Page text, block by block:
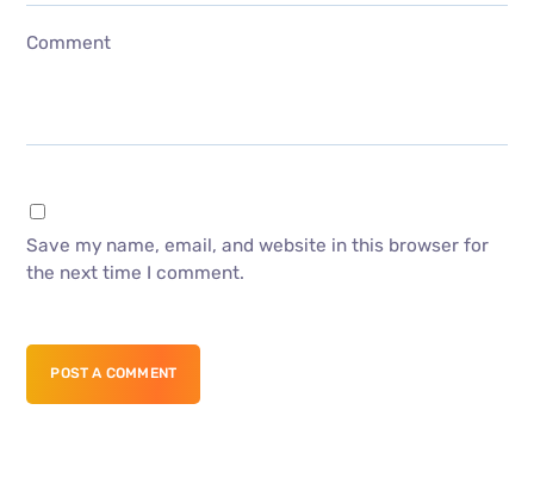
Comment
Save my name, email, and website in this browser for
the next time I comment.
POST A COMMENT